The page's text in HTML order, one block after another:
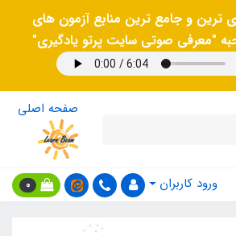
ترین و جامع ترین منابع آزمون های
"معرفی صوتی سایت پرتو یادگیری"
صفحه اصلی
ورود کاربران 0